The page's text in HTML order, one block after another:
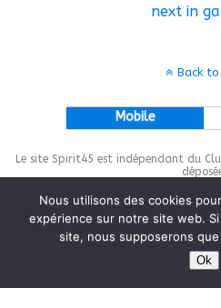
next in
Back
Mobile
Le site Spirit45 est indépendant du
This site is protected by
Nous utilisons des cookies
expérience sur notre site web.
site, nous supposerons
Ok